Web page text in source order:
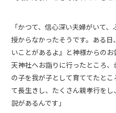
「かつて、信心深い夫婦がいて
授からなかったそうです。ある
いことがあるよ』と神様からの
天神社へお詣りに行ったところ
の子を我が子として育ててたと
て長生きし、たくさん親孝行を
説があるんです」